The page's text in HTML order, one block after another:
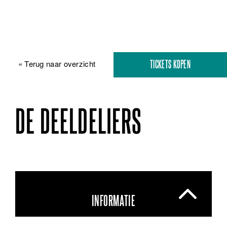
« Terug naar overzicht TICKETS KOPEN
DE DEELDELIERS
INFORMATIE